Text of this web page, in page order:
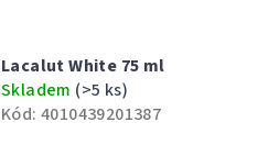
Lacalut White 75 ml
Skladem (>5 ks)
Kód: 4010439201387